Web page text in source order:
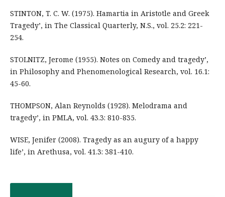
STINTON, T. C. W. (1975). Hamartia in Aristotle and Greek
Tragedy’, in The Classical Quarterly, N.S., vol. 25.2: 221-
254.
STOLNITZ, Jerome (1955). Notes on Comedy and tragedy’,
in Philosophy and Phenomenological Research, vol. 16.1:
45-60.
THOMPSON, Alan Reynolds (1928). Melodrama and
tragedy’, in PMLA, vol. 43.3: 810-835.
WISE, Jenifer (2008). Tragedy as an augury of a happy
life’, in Arethusa, vol. 41.3: 381-410.